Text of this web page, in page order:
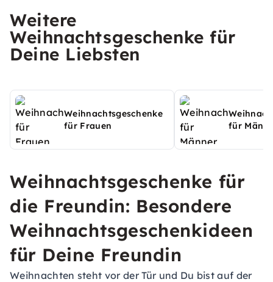
Weitere
Weihnachtsgeschenke für
Deine Liebsten
Weihnachtsgeschenke
für Frauen
für
Weihnachtsgeschenke für
die Freundin: Besondere
Weihnachtsgeschenkideen
für Deine Freundin
Weihnachten steht vor der Tür und Du bist auf der